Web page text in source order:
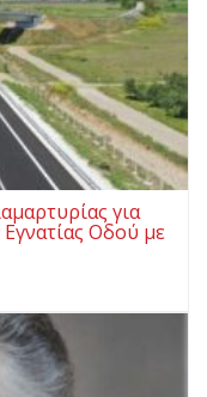
για
Οδού με